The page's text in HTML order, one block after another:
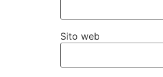
Sito web